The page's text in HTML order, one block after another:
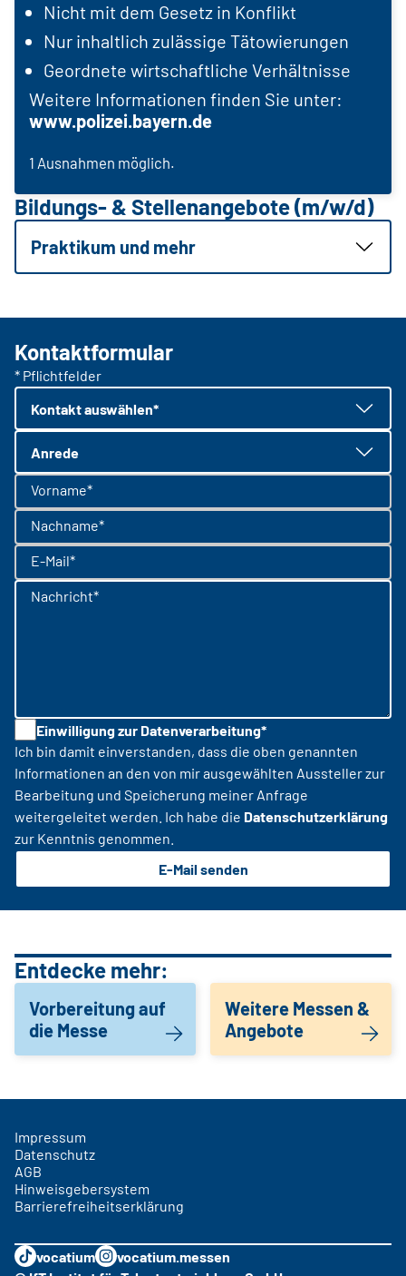
Nicht mit dem Gesetz in Konflikt
Nur inhaltlich zulässige Tätowierungen
Geordnete wirtschaftliche Verhältnisse
Weitere Informationen finden Sie unter:
www.polizei.bayern.de
1 Ausnahmen möglich.
Bildungs- & Stellenangebote (m/w/d)
Praktikum und mehr
Kontaktformular
* Pflichtfelder
Kontakt auswählen*
Anrede
Vorname*
Nachname*
E-Mail*
Nachricht*
Einwilligung zur Datenverarbeitung*
Ich bin damit einverstanden, dass die oben genannten
Informationen an den von mir ausgewählten Aussteller zur
Bearbeitung und Speicherung meiner Anfrage
weitergeleitet werden. Ich habe die Datenschutzerklärung
zur Kenntnis genommen.
E-Mail senden
Entdecke mehr:
Vorbereitung auf
die Messe
Weitere Messen &
Angebote
Impressum
Datenschutz
AGB
Hinweisgebersystem
Barrierefreiheitserklärung
vocatium
vocatium.messen